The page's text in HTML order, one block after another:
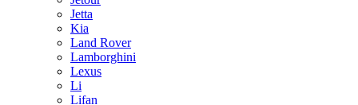
Jetta
Kia
Land Rover
Lamborghini
Lexus
Li
Lifan